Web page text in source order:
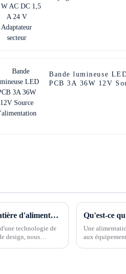
Bande lumineuse
PCB 3A 36W 12V
Savez-vous quelles sont les précautions à prendre en matière d'alimentation électrique ?
technologie de
design, nous
Qu'est-ce
Une
aux